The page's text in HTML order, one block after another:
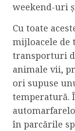
weekend-uri
Cu toate
mijloacele de
transporturi
animale vii,
ori supuse
temperatură.
în parcările